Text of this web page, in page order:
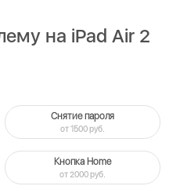
на iPad Air 2
Снятие пароля
от 1500 руб.
Кнопка Home
от 2000 руб.